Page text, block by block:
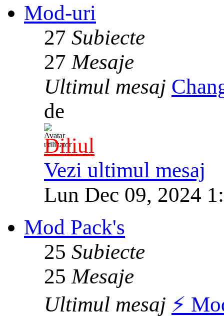
Mod-uri
27 Subiecte
27 Mesaje
Ultimul mesaj
de
Diliul
Vezi ultimul mesaj
Lun Dec 09, 2024
Mod Pack's
25 Subiecte
25 Mesaje
Ultimul mesaj ⚡️